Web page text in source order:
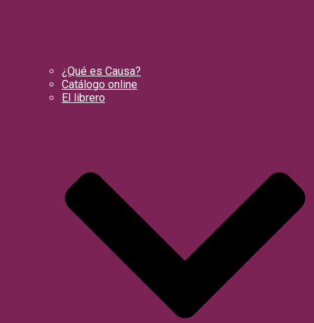
¿Qué es Causa?
Catálogo online
El librero